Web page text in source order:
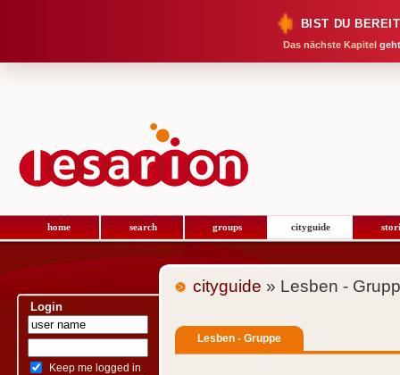
BIST DU
Das nächste Kapitel
home search groups cityguide
Login
Keep me logged in
cityguide » Lesben -
Lesben - Gruppe